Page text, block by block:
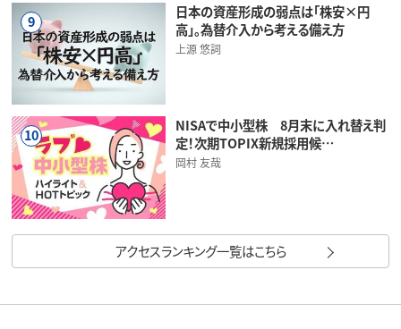
9
日本の資産形成の弱点は「株安×円
高」。為替介入から考える備え方
上源 悠詞
10
NISAで中小型株 8月末に入れ替え判
定！次期TOPIX新規採用候…
岡村 友哉
アクセスランキング一覧はこちら